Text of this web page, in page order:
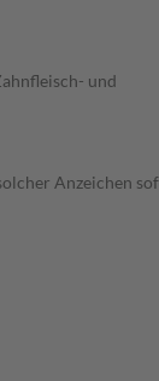
und
Anzeichen